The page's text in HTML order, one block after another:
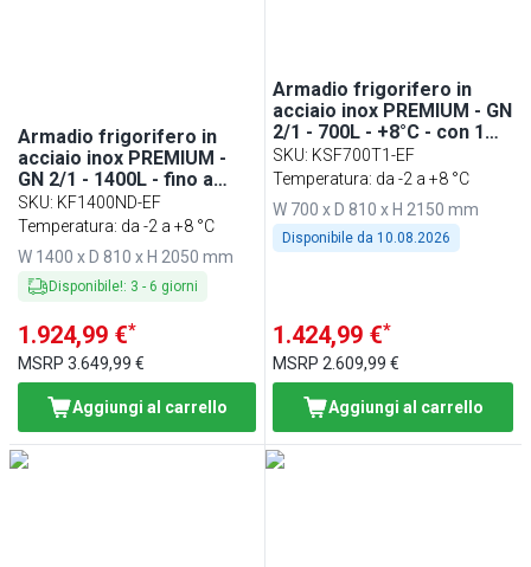
Armadio frigorifero in
acciaio inox PREMIUM -
GN 2/1 - 1400L - fino a
+8°C - con 2 porte -
ventilato; LED; display
EVCO; porte
autochiudenti; a basso
consumo energetico
SKU: KF1400ND-EF
Temperatura: da -2 a +8 °C
W 1400 x D 810 x H 2050 mm
Disponibile!: 3 - 6 giorni
1.924,99 €*
MSRP 3.649,99 €
Aggiungi al carrello
Armadio frigorifero in
acciaio inox PREMIUM - GN
2/1 - 700L - +8°C - con 1
porta - ventilato; LED;
Griglie Portanti
SKU: KSF700T1-EF
Temperatura: da -2 a +8 °C
W 700 x D 810 x H 2150 mm
Disponibile da 10.08.2026
1.424,99 €*
MSRP2.609,99 €
Aggiungi al carrello